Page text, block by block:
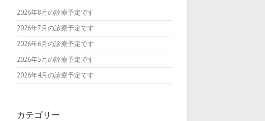
2026年8月の診療予定です
2026年7月の診療予定です
2026年6月の診療予定です
2026年5月の診療予定です
2026年4月の診療予定です
カテゴリー